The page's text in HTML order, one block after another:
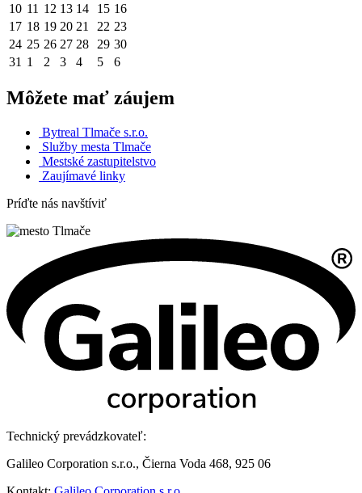
10 11 12 13 14 15 16
17 18 19 20 21 22 23
24 25 26 27 28 29 30
31 1 2 3 4 5 6
Môžete mať záujem
Bytreal Tlmače s.r.o.
Služby mesta Tlmače
Mestské zastupitelstvo
Zaujímavé linky
Príďte nás navštíviť
Technický prevádzkovateľ:
Galileo Corporation s.r.o., Čierna Voda 468, 925 06